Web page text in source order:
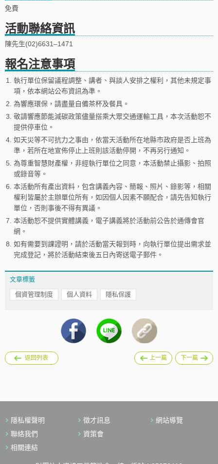
免費
活動聯絡資訊
陳先生(02)6631–1471
報名注意事項
1.
執行單位保留議程調整、講者、與談人安排之權利，其他未規定事
項，依本網站公布資訊為準。
2. 為響應環保，請盡量自備茶杯及餐具。
3. 敬請響應節能減碳政策儘量搭乘大眾交通運輸工具，本次活動恕不
提供停車位。
4. 如天災等不可抗力之事由，依當天活動所在地縣市政府是否上班為
準，若所在地宣佈停止上班則該活動停開，不再另行通知。
5. 為尊重智慧財產權，非經執行單位之同意，本活動禁止攝影、拍照
或錄音等。
6. 本活動所有產出資料，包含講義內容、簡報、照片、錄影等，相關
權利皆屬於主辦單位所有，如因個人因素不願配合，請先告知執行
單位，否則事後不得有異議。
7. 本活動恕不提供實體講義，電子講義將於活動前公告於通傳會官
網。
8. 如有需要到課證明，請於活動當天報到時，向執行單位提出需求並
完成登記，將於活動結束後五日內寄送電子郵件。
文章標籤
個資管理制度 個人資料 隱私保護
返回列表 上一篇 下一篇
隱私權聲明 徵才訊息
網站導覽
聯絡我們
資策會
相關連結